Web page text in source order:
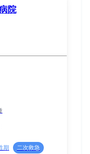
院
期
二次救急